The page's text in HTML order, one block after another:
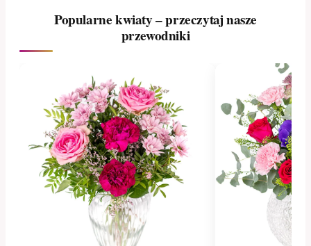
Popularne kwiaty – przeczytaj nasze
przewodniki